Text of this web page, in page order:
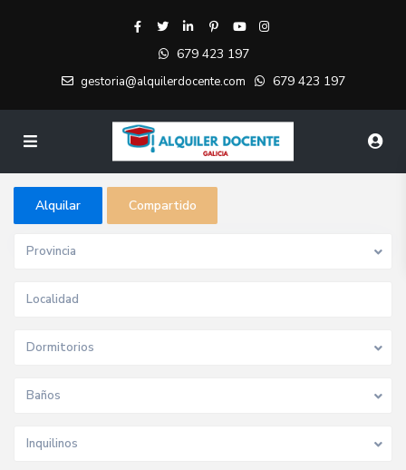
679 423 197
gestoria@alquilerdocente.com 679 423 197
Alquilar Compartido
Provincia
Dormitorios
Baños
Inquilinos